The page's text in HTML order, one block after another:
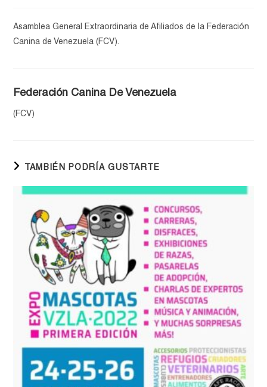
Asamblea General Extraordinaria de Afiliados de la Federación
Canina de Venezuela (FCV).
Federación Canina De Venezuela
(FCV)
TAMBIÉN PODRÍA GUSTARTE